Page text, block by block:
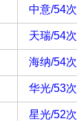
中意/54次
天瑞/54次
海纳/54次
华光/53次
星光/52次